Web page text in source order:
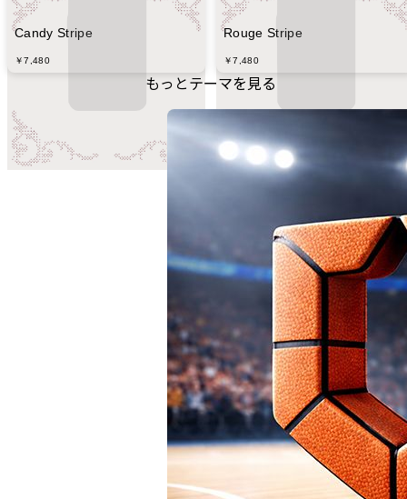
Candy Stripe
￥7,480
Rouge Stripe
￥7,480
もっとテーマを見る